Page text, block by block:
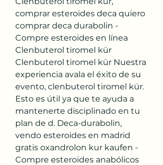
comprar esteroides deca quiero
comprar deca durabolin -
Compre esteroides en línea
Clenbuterol tiromel kür
Clenbuterol tiromel kür Nuestra
experiencia avala el éxito de su
evento, clenbuterol tiromel kür.
Esto es útil ya que te ayuda a
mantenerte disciplinado en tu
plan de d. Deca-durabolin,
vendo esteroides en madrid
gratis oxandrolon kur kaufen -
Compre esteroides anabólicos